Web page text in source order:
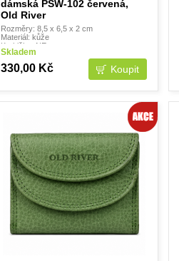
dámská PSW-102 červená,
Old River
Rozměry: 8,5 x 6,5 x 2 cm
Materiál: kůže
Krabička: NE
Skladem
330,00 Kč